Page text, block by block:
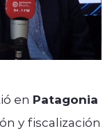
en Patagonia
y fiscalización